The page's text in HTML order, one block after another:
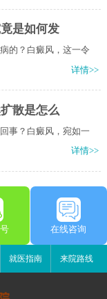
是如何发
的？白癜风，这一令
详情>>
散是怎么
事？白癜风，宛如一
详情>>
在线咨询
就医指南 来院路线